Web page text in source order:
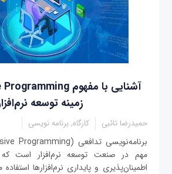
زمینه توسعه
حمیدرضا تائبی کارگاه, برنامه نویسی
مهم در صنعت توسعه نرم‌افزار است
اطمینان‌پذیری و پایداری نرم‌افزارها